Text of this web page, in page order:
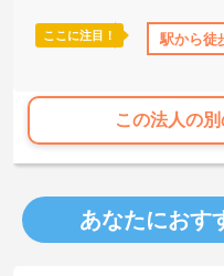
ここに注目！ 駅から徒
この法人の
あなたにおす